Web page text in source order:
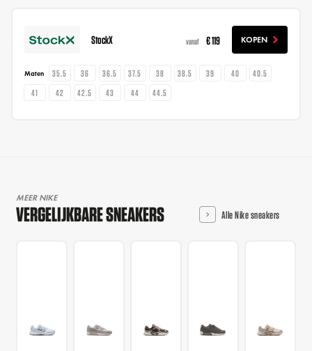
StockX vanaf € 119 KOPEN
Maten 35.5 36 36.5 37.5 38 38.5 39 40
40.5
41
42 42.5 43 44 44.5
MEER NIKE
VERGELIJKBARE SNEAKERS Alle Nike sneakers